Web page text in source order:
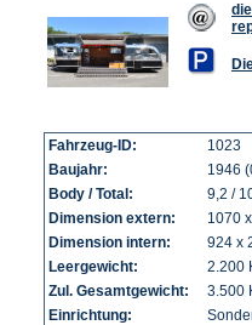
Fahrzeug-ID:
1023
Baujahr:
1946
Body / Total:
9,2 /
Dimension extern:
1070
Dimension intern:
924 x
Leergewicht:
2.200
Zul. Gesamtgewicht:
3.500
Einrichtung: